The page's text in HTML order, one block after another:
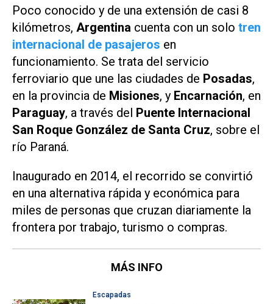
Poco conocido y de una extensión de casi 8
kilómetros, Argentina cuenta con un solo tren
internacional de pasajeros en
funcionamiento. Se trata del servicio
ferroviario que une las ciudades de Posadas,
en la provincia de Misiones, y Encarnación, en
Paraguay, a través del Puente Internacional
San Roque González de Santa Cruz, sobre el
río Paraná.
Inaugurado en 2014, el recorrido se convirtió
en una alternativa rápida y económica para
miles de personas que cruzan diariamente la
frontera por trabajo, turismo o compras.
MÁS INFO
Escapadas